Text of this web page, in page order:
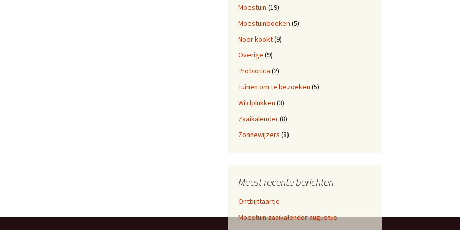
Moestuin (19)
Moestuinboeken (5)
Noor kookt(9)
Overige (9)
Probiotica (2)
Tuinen om te bezoeken (5)
Wildplukken (3)
Zaaikalender(8)
Zonnewijzers (8)
Meest recente berichten
Ontbijttaartje
Moestuin zaaikalender augustus